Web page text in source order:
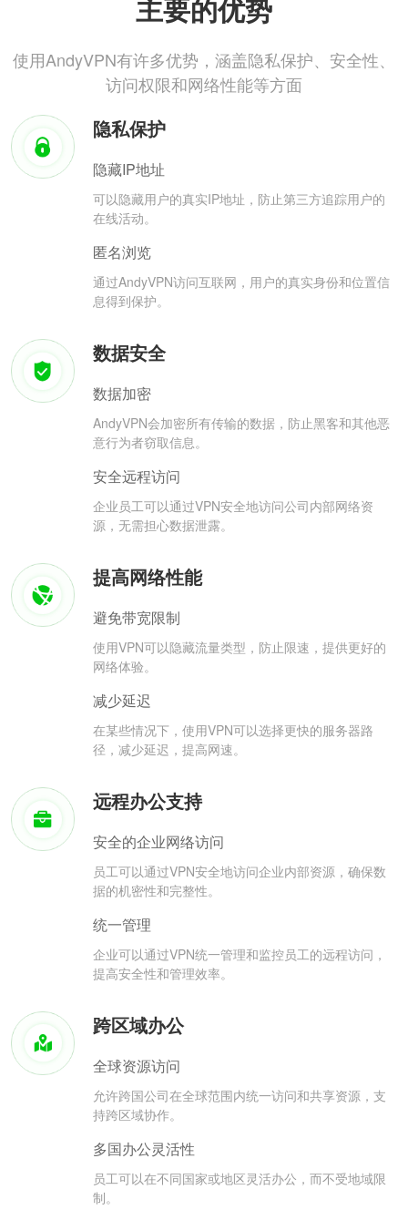
主要的优势
使用AndyVPN有许多优势，涵盖隐私保护、安全性、
访问权限和网络性能等方面
隐私保护
隐藏IP地址
可以隐藏用户的真实IP地址，防止第三方追踪用户的
在线活动。
匿名浏览
通过AndyVPN访问互联网，用户的真实身份和位置信
息得到保护。
数据安全
数据加密
AndyVPN会加密所有传输的数据，防止黑客和其他恶
意行为者窃取信息。
安全远程访问
企业员工可以通过VPN安全地访问公司内部网络资
源，无需担心数据泄露。
提高网络性能
避免带宽限制
使用VPN可以隐藏流量类型，防止限速，提供更好的
网络体验。
减少延迟
在某些情况下，使用VPN可以选择更快的服务器路
径，减少延迟，提高网速。
远程办公支持
安全的企业网络访问
员工可以通过VPN安全地访问企业内部资源，确保数
据的机密性和完整性。
统一管理
企业可以通过VPN统一管理和监控员工的远程访问，
提高安全性和管理效率。
跨区域办公
全球资源访问
允许跨国公司在全球范围内统一访问和共享资源，支
持跨区域协作。
多国办公灵活性
员工可以在不同国家或地区灵活办公，而不受地域限
制。